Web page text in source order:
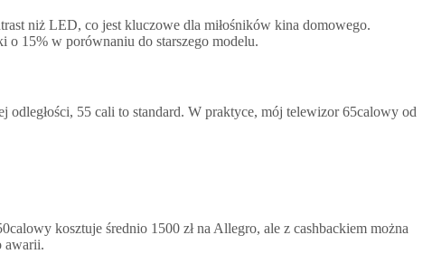
niż LED, co jest kluczowe dla miłośników kina domowego.
o 15% w porównaniu do starszego modelu.
55 cali to standard. W praktyce, mój telewizor 65calowy od
kosztuje średnio 1500 zł na Allegro, ale z cashbackiem można
awarii.